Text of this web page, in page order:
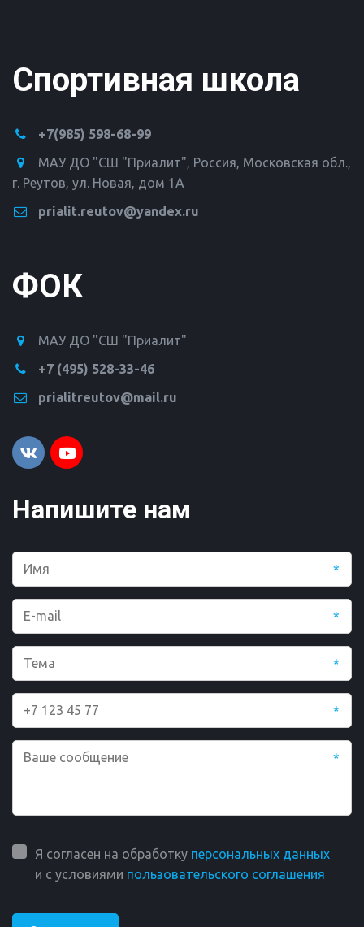
Спортивная школа
+7(985) 598-68-99
МАУ ДО "СШ "Приалит", Россия, Московская обл.,
г. Реутов, ул. Новая, дом 1А
prialit.reutov@yandex.ru
ФОК
МАУ ДО "СШ "Приалит"
+7 (495) 528-33-46
prialitreutov@mail.ru
Напишите нам
*
*
*
*
*
Я согласен на обработку персональных данных
и с условиями пользовательского соглашения